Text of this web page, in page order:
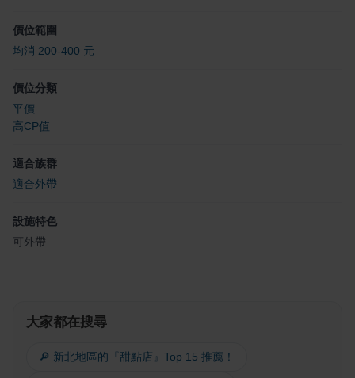
價位範圍
均消 200-400 元
價位分類
平價
高CP值
適合族群
適合外帶
設施特色
可外帶
大家都在搜尋
🔎 新北地區的『甜點店』Top 15 推薦！